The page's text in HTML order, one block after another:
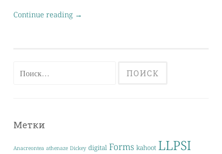
Continue reading →
Найти:
Метки
Anacreontea athenaze Dickey digital Forms kahoot LLPSI